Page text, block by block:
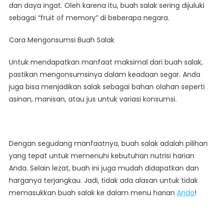
dan daya ingat. Oleh karena itu, buah salak sering dijuluki
sebagai “fruit of memory” di beberapa negara.
Cara Mengonsumsi Buah Salak
Untuk mendapatkan manfaat maksimal dari buah salak,
pastikan mengonsumsinya dalam keadaan segar. Anda
juga bisa menjadikan salak sebagai bahan olahan seperti
asinan, manisan, atau jus untuk variasi konsumsi.
Dengan segudang manfaatnya, buah salak adalah pilihan
yang tepat untuk memenuhi kebutuhan nutrisi harian
Anda. Selain lezat, buah ini juga mudah didapatkan dan
harganya terjangkau. Jadi, tidak ada alasan untuk tidak
memasukkan buah salak ke dalam menu harian Anda!